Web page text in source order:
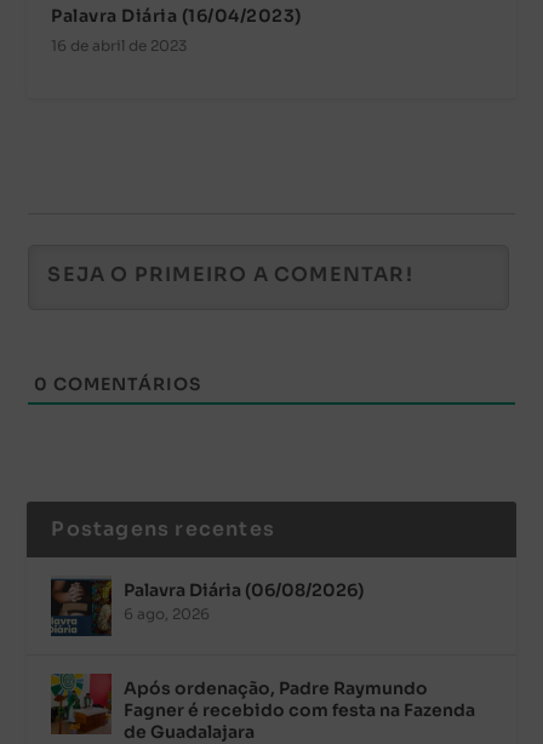
Palavra Diária (16/04/2023)
16 de abril de 2023
0 COMENTÁRIOS
Postagens recentes
Palavra Diária (06/08/2026)
6 ago, 2026
Após ordenação, Padre Raymundo
Fagner é recebido com festa na Fazenda
de Guadalajara